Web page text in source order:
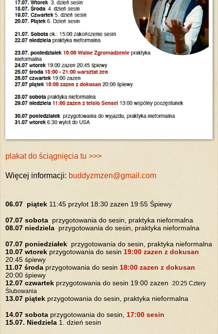
plakat do ściągnięcia tu >>>
Więcej informacji: buddyzmzen@gmail.com
06.07 piątek 11:45 przylot 18:30 zazen 19:55 Śpiewy
07.07 sobota przygotowania do sesin, praktyka nieformalna
08.07 niedziela przygotowania do sesin, praktyka nieformalna
07.07 poniedziałek przygotowania do sesin, praktyka nieformalna
10.07 wtorek przygotowania do sesin 19:00 zazen z dokusan
20:45 śpiewy
11.07 środa przygotowania do sesin 18:00 zazen z dokusan
20:00 śpiewy
12.07 czwartek przygotowania do sesin 19:00 zazen 20:25 Cztery
Ślubowania
13.07 piątek przygotowania do sesin, praktyka nieformalna
14.07 sobota przygotowania do sesin, 17:00 sesin
15.07. Niedziela 1. dzień sesin